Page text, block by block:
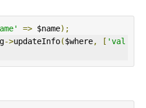
=> $name);
->updateInfo($where, [ 'val